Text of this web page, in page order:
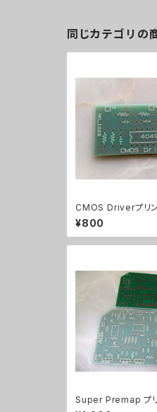
同じカテゴリの
CMOS Driverプリ
¥800
Super Premap プ